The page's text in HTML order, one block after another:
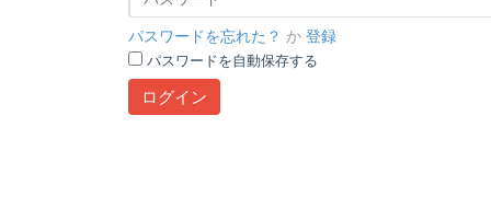
パスワードを忘れた？ か 登録
パスワードを自動保存する
ログイン